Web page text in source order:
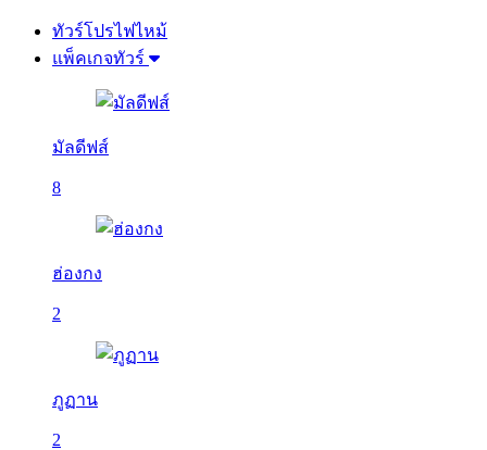
ทัวร์โปรไฟไหม้
แพ็คเกจทัวร์
มัลดีฟส์
8
ฮ่องกง
2
ภูฏาน
2